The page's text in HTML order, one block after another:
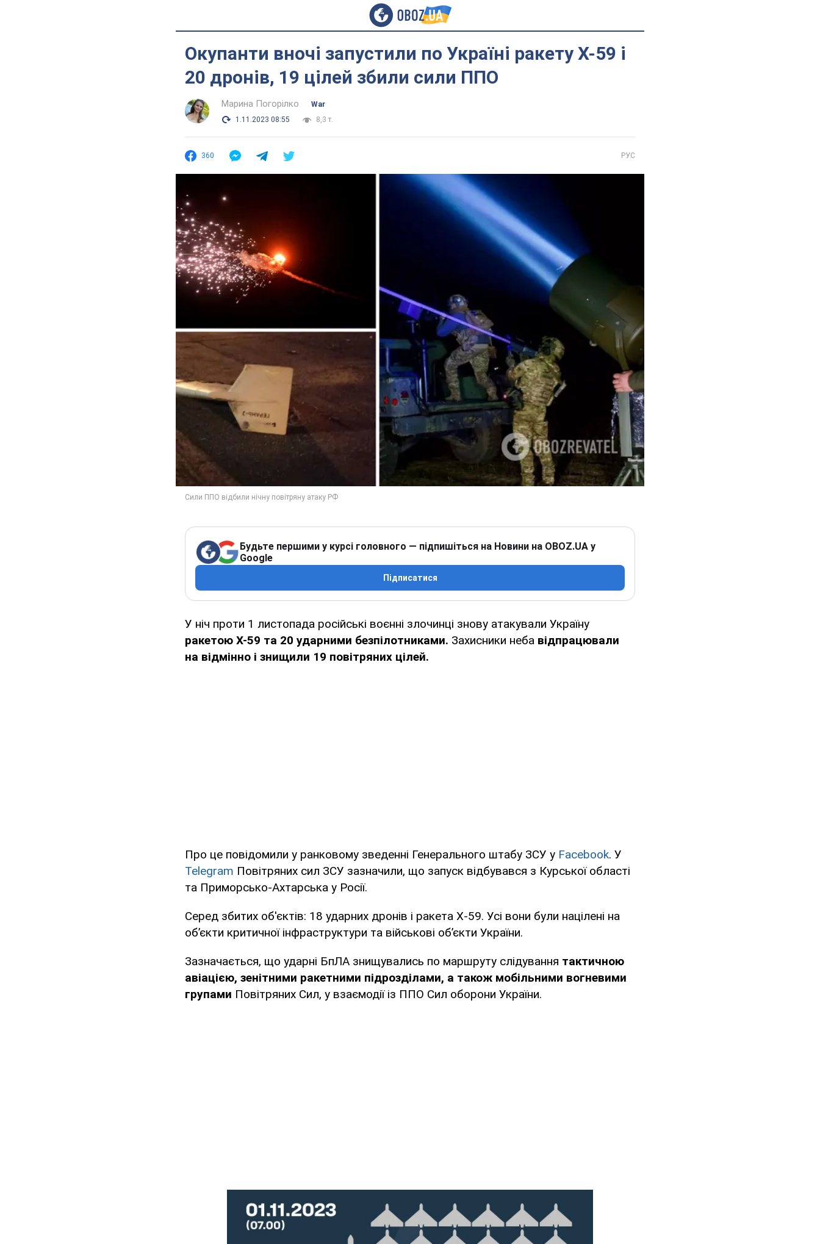
Окупанти вночі запустили по Україні ракету Х-59 і
20 дронів, 19 цілей збили сили ППО
Марина Погорілко
War
1.11.2023 08:55
8,3 т.
360 РУС
Будьте першими у курсі головного — підпишіться на Новини на OBOZ.UA у
Google
Підписатися
У ніч проти 1 листопада російські воєнні злочинці знову атакували Україну
ракетою Х-59 та 20 ударними безпілотниками. Захисники неба відпрацювали
на відмінно і знищили 19 повітряних цілей.
Про це повідомили у ранковому зведенні Генерального штабу ЗСУ у Facebook. У
Telegram Повітряних сил ЗСУ зазначили, що запуск відбувався з Курської області
та Приморсько-Ахтарська у Росії.
Серед збитих об'єктів: 18 ударних дронів і ракета Х-59. Усі вони були націлені на
об’єкти критичної інфраструктури та військові об’єкти України.
Зазначається, що ударні БпЛА знищувались по маршруту слідування тактичною
авіацією, зенітними ракетними підрозділами, а також мобільними вогневими
групами Повітряних Сил, у взаємодії із ППО Сил оборони України.